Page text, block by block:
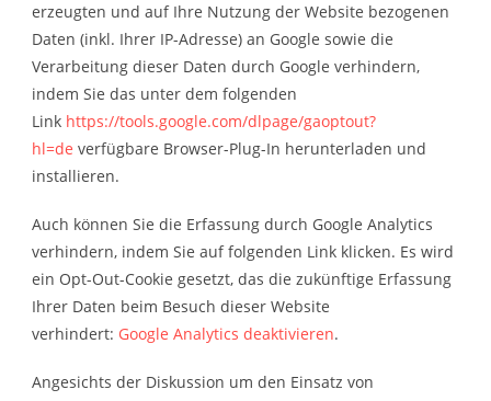
erzeugten und auf Ihre Nutzung der Website bezogenen
Daten (inkl. Ihrer IP-Adresse) an Google sowie die
Verarbeitung dieser Daten durch Google verhindern,
indem Sie das unter dem folgenden
Link https://tools.google.com/dlpage/gaoptout?
hl=de verfügbare Browser-Plug-In herunterladen und
installieren.
Auch können Sie die Erfassung durch Google Analytics
verhindern, indem Sie auf folgenden Link klicken. Es wird
ein Opt-Out-Cookie gesetzt, das die zukünftige Erfassung
Ihrer Daten beim Besuch dieser Website
verhindert: Google Analytics deaktivieren.
Angesichts der Diskussion um den Einsatz von